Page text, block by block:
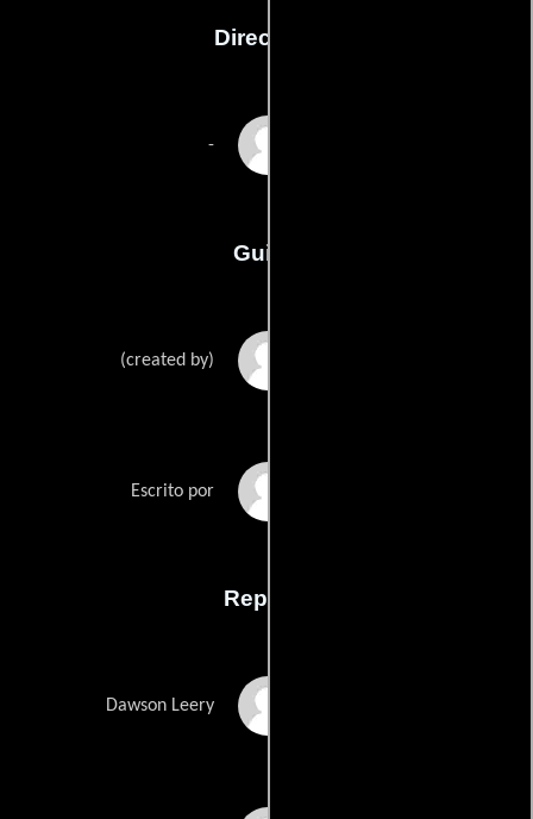
Dirección
-
Guión
(created by)
Escrito por
Reparto
Dawson Leery